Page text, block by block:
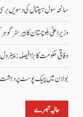
سانحہ سول ہسپتال کی دسویں برسی: 8 اگست بلوچستان کی تاریخ کا سیاہ ترین دن ہے، وزیر اعلیٰ میر
وزیر اعلیٰ بلوچستان کا بیرسٹر
وفاقی حکومت کا بڑا فیصلہ:
بولان میں چیک پوسٹ پر دہشت
حالیہ تبصرے